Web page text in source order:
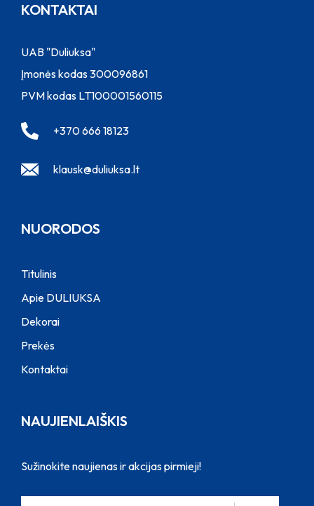
KONTAKTAI
UAB "Duliuksa"
Įmonės kodas 300096861
PVM kodas LT100001560115
+370 666 18123
klausk@duliuksa.lt
NUORODOS
Titulinis
Apie DULIUKSA
Dekorai
Prekės
Kontaktai
NAUJIENLAIŠKIS
Sužinokite naujienas ir akcijas pirmieji!